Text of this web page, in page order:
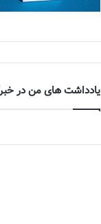
یادداشت های من در